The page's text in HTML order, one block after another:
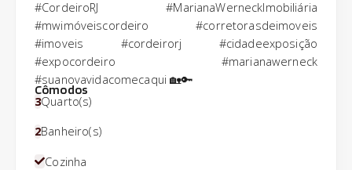
#CordeiroRJ #MarianaWerneckImobiliária
#mwimóveiscordeiro #corretorasdeimoveis
#imoveis #cordeirorj #cidadeexposição
#expocordeiro #marianawerneck
#suanovavidacomecaqui 🏡🔑
Cômodos
3Quarto(s)
2Banheiro(s)
Cozinha